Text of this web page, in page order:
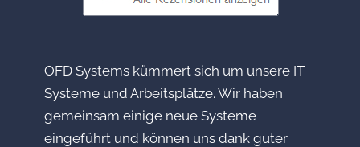
OFD Systems kümmert sich um unsere IT
Systeme und Arbeitsplätze. Wir haben
gemeinsam einige neue Systeme
eingeführt und können uns dank guter